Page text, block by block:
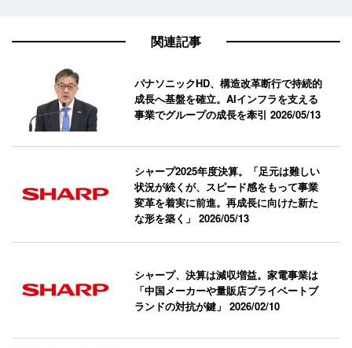
関連記事
パナソニックHD、構造改革断行で持続的
成長へ基盤を確立。AIインフラを支える
事業でグループの成長を牽引2026/05/13
シャープ2025年度決算。「足元は難しい
状況が続くが、スピード感をもって事業
変革を着実に前進。再成長に向けた新た
な形を築く」2026/05/13
シャープ、決算は減収増益。家電事業は
「中国メーカーや量販店プライベートブ
ランドの対抗が鍵」2026/02/10